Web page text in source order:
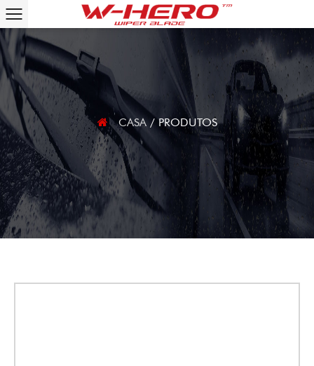
CASA/PRODUTOS